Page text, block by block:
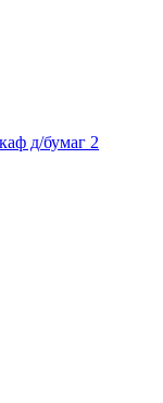
д/бумаг 2